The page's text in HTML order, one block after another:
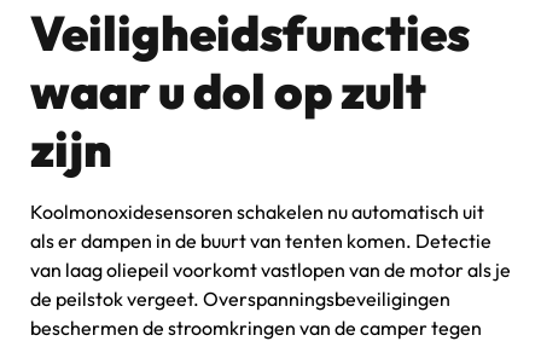
Veiligheidsfuncties
waar u dol op zult
zijn
Koolmonoxidesensoren schakelen nu automatisch uit
als er dampen in de buurt van tenten komen. Detectie
van laag oliepeil voorkomt vastlopen van de motor als je
de peilstok vergeet. Overspanningsbeveiligingen
beschermen de stroomkringen van de camper tegen